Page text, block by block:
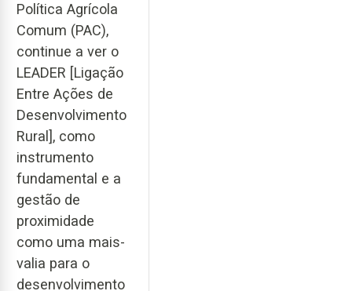
Política Agrícola
Comum (PAC),
continue a ver o
LEADER [Ligação
Entre Ações de
Desenvolvimento
Rural], como
instrumento
fundamental e a
gestão de
proximidade
como uma mais-
valia para o
desenvolvimento